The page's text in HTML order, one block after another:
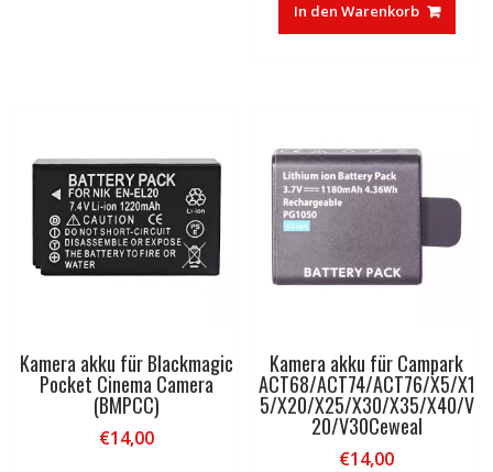
In den Warenkorb
Kamera akku für Blackmagic
Pocket Cinema Camera
(BMPCC)
€14,00
Kamera akku für Campark
ACT68/ACT74/ACT76/X5/X1
5/X20/X25/X30/X35/X40/V
20/V30Ceweal
€14,00